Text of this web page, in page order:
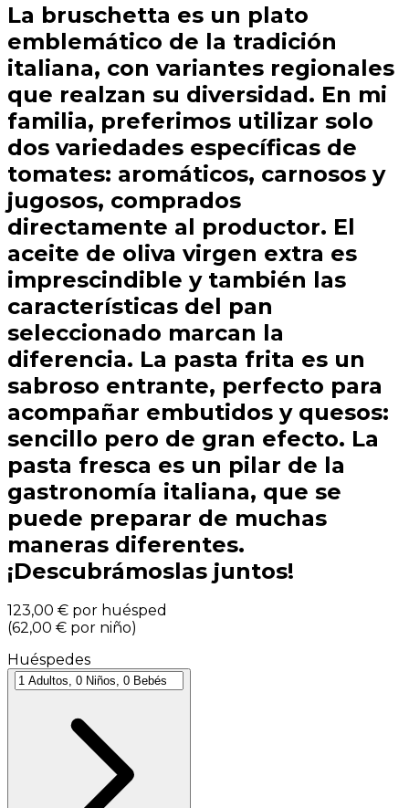
La bruschetta es un plato
emblemático de la tradición
italiana, con variantes regionales
que realzan su diversidad. En mi
familia, preferimos utilizar solo
dos variedades específicas de
tomates: aromáticos, carnosos y
jugosos, comprados
directamente al productor. El
aceite de oliva virgen extra es
imprescindible y también las
características del pan
seleccionado marcan la
diferencia. La pasta frita es un
sabroso entrante, perfecto para
acompañar embutidos y quesos:
sencillo pero de gran efecto. La
pasta fresca es un pilar de la
gastronomía italiana, que se
puede preparar de muchas
maneras diferentes.
¡Descubrámoslas juntos!
123,00 € por huésped
(62,00 € por niño)
Huéspedes